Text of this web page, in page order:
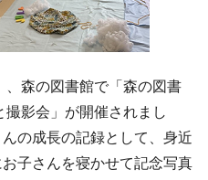
森の図書館で「森の図書
影会」が開催されまし
の成長の記録として、身近
子さんを寝かせて記念写真